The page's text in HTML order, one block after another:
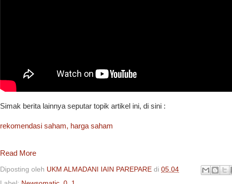
Simak berita lainnya seputar topik artikel ini, di sini :
rekomendasi saham, harga saham
Read More
Diposting oleh UKM ALMADANI IAIN PAREPARE di 05.04